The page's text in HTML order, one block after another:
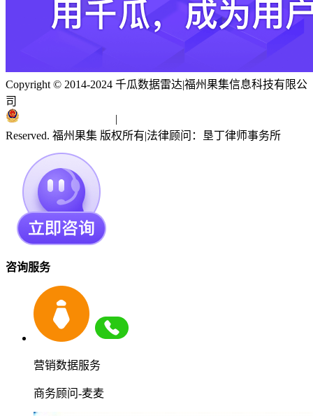
Copyright © 2014-2024 千瓜数据雷达|福州果集信息科技有限公
司
|
Reserved. 福州果集 版权所有|法律顾问：垦丁律师事务所
咨询服务
营销数据服务
商务顾问-麦麦